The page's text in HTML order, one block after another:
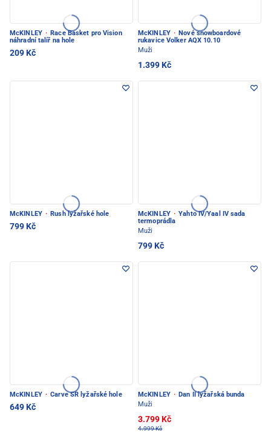
McKINLEY · Race Basket pro Vision
náhradní talíř na hole
209 Kč
McKINLEY · Nové snowboardové
rukavice Volker AQX 10.10
Muži
1.399 Kč
McKINLEY · Rush lyžařské hole
799 Kč
McKINLEY · Yahto IV/Yaal IV sada
termoprádla
Muži
799 Kč
McKINLEY · Carve SR lyžařské hole
649 Kč
McKINLEY · Dan II lyžařská bunda
Muži
3.799 Kč
4.999 Kč